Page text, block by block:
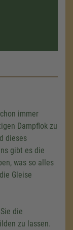
immer
Dampflok zu
dieses
gibt es die
was so alles
Gleise
die
zu lassen.